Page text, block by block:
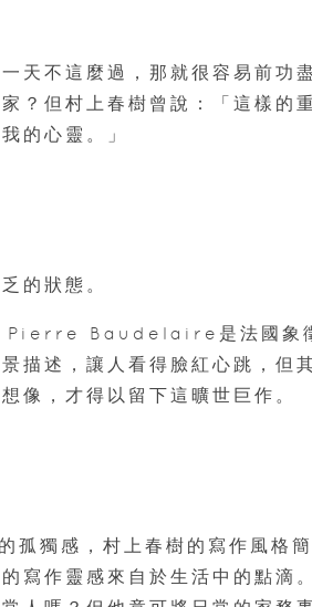
天不這麼過，那就很容易前功盡
？但村上春樹曾說：「這樣的
的心靈。」
的狀態。
Pierre Baudelaire是法國象
描述，讓人看得臉紅心跳，但
像，才得以留下這曠世巨作。
獨感，村上春樹的寫作風格簡
寫作靈感來自於生活中的點滴。